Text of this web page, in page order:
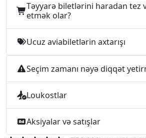
Təyyarə biletlərini haradan tez
etmək olar?
Ucuz aviabiletlərin axtarışı
Seçim zamanı nəyə diqqət
Loukostlar
Aksiyalar və satışlar